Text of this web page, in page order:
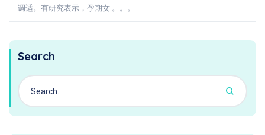
调适。有研究表示，孕期女 。。。
Search